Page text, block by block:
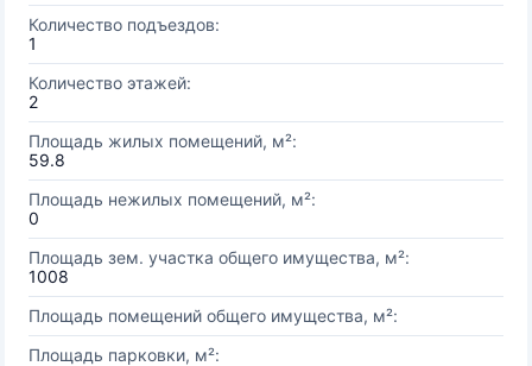
Количество подъездов:
1
Количество этажей:
2
Площадь жилых помещений, м²:
59.8
Площадь нежилых помещений, м²:
0
Площадь зем. участка общего имущества, м²:
1008
Площадь помещений общего имущества, м²:
Площадь парковки, м²: